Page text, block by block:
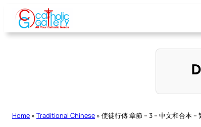
Skip
content
Home » Traditional Chinese » 使徒行傳 章節 – 3 – 中文和合本 –